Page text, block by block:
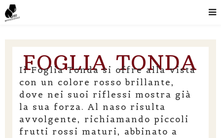
FOGLIA TONDA
Il Foglia Tonda si offre alla vista
con un colore rosso brillante,
dove nei suoi riflessi mostra già
la sua forza. Al naso risulta
avvolgente, richiamando piccoli
frutti rossi maturi, abbinato a